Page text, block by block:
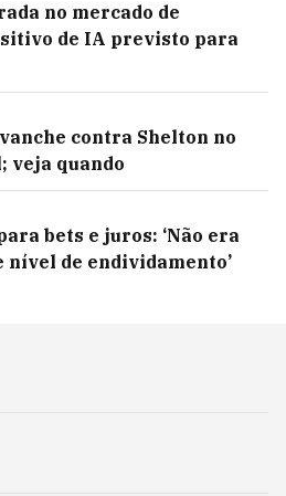
no mercado de
de IA previsto para
contra Shelton no
veja quando
bets e juros: ‘Não era
nível de endividamento’